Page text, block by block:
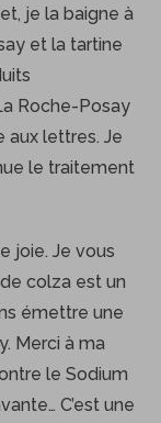
je la baigne à
et la tartine
Roche-Posay
aux lettres. Je
le traitement
joie. Je vous
colza est un
émettre une
Merci à ma
le Sodium
C’est une